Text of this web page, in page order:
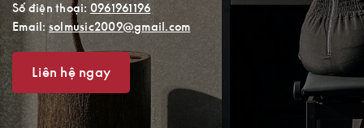
Số điện thoại: 0961961196
Email: solmusic2009@gmail.com
Liên hệ ngay